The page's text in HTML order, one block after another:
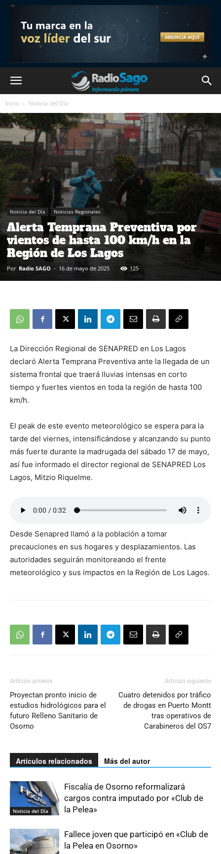
Inicio Noticia del Día
Noticia del Día Noticias Regionales
Alerta Temprana Preventiva por
vientos de hasta 100 km/h en la
Región de Los Lagos
Por Radio SAGO - 16 de mayo de 2025 125
La Dirección Regional de SENAPRED en Los Lagos
declaró Alerta Temprana Preventiva ante la llegada de un
sistema frontal que traerá lluvias intensas en corto
tiempo y fuertes vientos en toda la región de hasta 100
km/h.
El peak de este evento meteorológico se espera para la
tarde del viernes, intensificándose y alcanzando su punto
más fuerte durante la madrugada del sábado 17 de mayo,
así fue informado el director regional de SENAPRED Los
Lagos, Mitzio Riquelme.
Desde Senapred llamó a la población a tomar
precauciones en sus hogares y desplazamientos. Las
autoridades seguirán monitoreando el frente
meteorológico y sus impactos en la Región de Los Lagos.
Artículo anterior
Proyectan pronto inicio de
estudios hidrológicos para el
futuro Relleno Sanitario de
Osorno
Artículo siguiente
Cuatro detenidos por tráfico
de drogas en Puerto Montt
tras operativos de
Carabineros del OS7
Artículos relacionados Más del autor
Noticia del Día
Fiscalía de Osorno reformalizará
cargos contra imputado por «Club de
la Pelea»
Fallece joven que participó en «Club de
la Pelea en Osorno»